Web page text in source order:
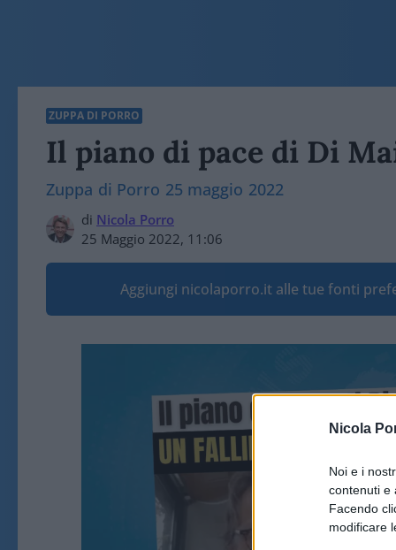
Nicola
Noi e i
contenuti e
Facendo
modificare
ZUPPA DI PORRO
Il piano di pace di Di
Zuppa di Porro 25 maggio 2022
di Nicola Porro
25 Maggio 2022, 11:06
Aggiungi nicolaporro.it alle tue fonti